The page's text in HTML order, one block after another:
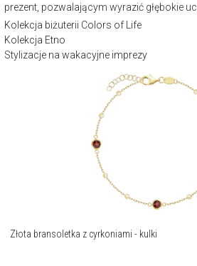
prezent, pozwalającym wyrazić głębokie
Kolekcja biżuterii Colors of Life
Kolekcja Etno
Stylizacje na wakacyjne imprezy
Złota bransoletka z cyrkoniami - kulki